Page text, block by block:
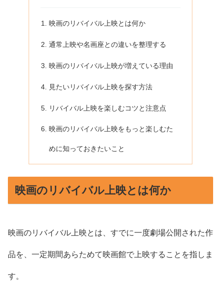
映画のリバイバル上映とは何か
通常上映や名画座との違いを整理する
映画のリバイバル上映が増えている理由
見たいリバイバル上映を探す方法
リバイバル上映を楽しむコツと注意点
映画のリバイバル上映をもっと楽しむた
めに知っておきたいこと
映画のリバイバル上映とは何か
映画のリバイバル上映とは、すでに一度劇場公開された作
品を、一定期間あらためて映画館で上映することを指しま
す。